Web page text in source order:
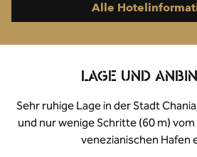
Alle
LAGE UND
Sehr ruhige Lage in der Stadt
und nur wenige Schritte (60 m)
venezianischen Hafen